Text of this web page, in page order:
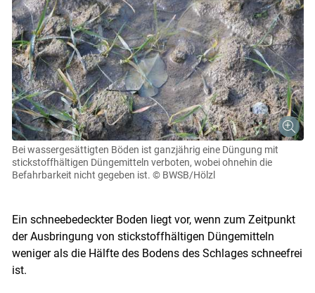
Bei wassergesättigten Böden ist ganzjährig eine Düngung mit
stickstoffhältigen Düngemitteln verboten, wobei ohnehin die
Befahrbarkeit nicht gegeben ist. © BWSB/Hölzl
Ein schneebedeckter Boden liegt vor, wenn zum Zeitpunkt
der Ausbringung von stickstoffhältigen Düngemitteln
weniger als die Hälfte des Bodens des Schlages schneefrei
ist.